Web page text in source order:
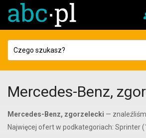
Mercedes-Benz,
Mercedes-Benz, zgorzelecki —
Najwięcej ofert w podkategoriach: Sprinter